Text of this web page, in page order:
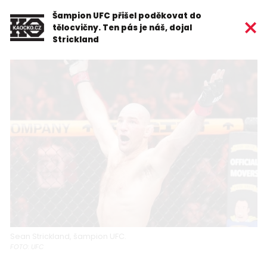
Šampion UFC přišel poděkovat do
tělocvičny. Ten pás je náš, dojal
Strickland